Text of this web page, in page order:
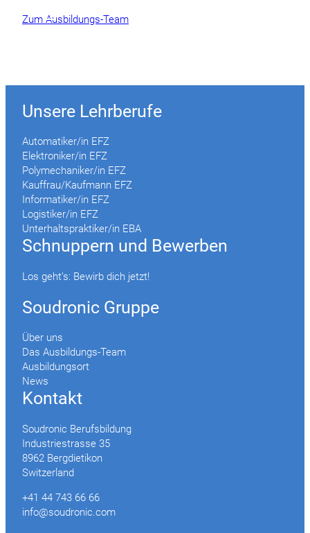
Zum Ausbildungs-Team
Unsere Lehrberufe
Automatiker/in EFZ
Elektroniker/in EFZ
Polymechaniker/in EFZ
Kauffrau/Kaufmann EFZ
Informatiker/in EFZ
Logistiker/in EFZ
Unterhaltspraktiker/in EBA
Schnuppern und Bewerben
Los geht’s: Bewirb dich jetzt!
Soudronic Gruppe
Über uns
Das Ausbildungs-Team
Ausbildungsort
News
Kontakt
Soudronic Berufsbildung
Industriestrasse 35
8962 Bergdietikon
Switzerland
+41 44 743 66 66
info@soudronic.com